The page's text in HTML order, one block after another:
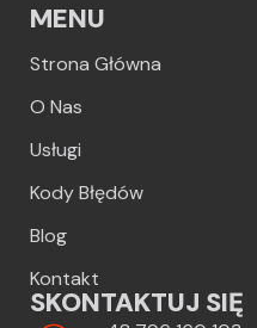
MENU
Strona Główna
O Nas
Usługi
Kody Błędów
Blog
Kontakt
SKONTAKTUJ SIĘ